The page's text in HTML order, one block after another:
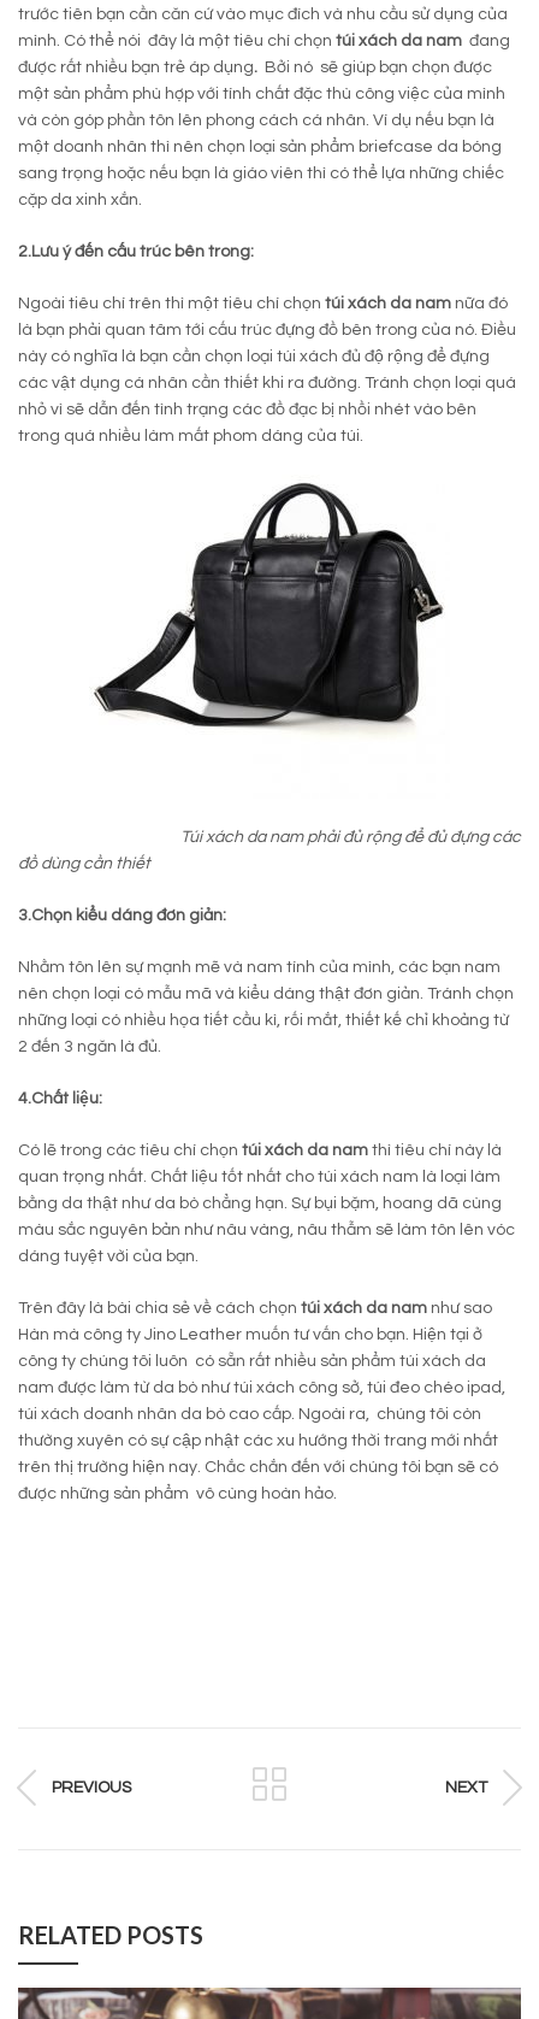
trước tiên bạn cần căn cứ vào mục đích và nhu cầu sử dụng của
mình. Có thể nói đây là một tiêu chí chọn túi xách da nam đang
được rất nhiều bạn trẻ áp dụng. Bởi nó sẽ giúp bạn chọn được
một sản phẩm phù hợp với tính chất đặc thù công việc của mình
và còn góp phần tôn lên phong cách cá nhân. Ví dụ nếu bạn là
một doanh nhân thì nên chọn loại sản phẩm briefcase da bóng
sang trọng hoặc nếu bạn là giáo viên thì có thể lựa những chiếc
cặp da xinh xắn.
2.Lưu ý đến cấu trúc bên trong:
Ngoài tiêu chí trên thì một tiêu chí chọn túi xách da nam nữa đó
là bạn phải quan tâm tới cấu trúc đựng đồ bên trong của nó. Điều
này có nghĩa là bạn cần chọn loại túi xách đủ độ rộng để đựng
các vật dụng cá nhân cần thiết khi ra đường. Tránh chọn loại quá
nhỏ vì sẽ dẫn đến tình trạng các đồ đạc bị nhồi nhét vào bên
trong quá nhiều làm mất phom dáng của túi.
Túi xách da nam phải đủ rộng để đủ đựng các
đồ dùng cần thiết
3.Chọn kiểu dáng đơn giản:
Nhằm tôn lên sự mạnh mẽ và nam tính của mình, các bạn nam
nên chọn loại có mẫu mã và kiểu dáng thật đơn giản. Tránh chọn
những loại có nhiều họa tiết cầu kì, rối mắt, thiết kế chỉ khoảng từ
2 đến 3 ngăn là đủ.
4.Chất liệu:
Có lẽ trong các tiêu chí chọn túi xách da nam thì tiêu chí này là
quan trọng nhất. Chất liệu tốt nhất cho túi xách nam là loại làm
bằng da thật như da bò chẳng hạn. Sự bụi bặm, hoang dã cùng
màu sắc nguyên bản như nâu vàng, nâu thẫm sẽ làm tôn lên vóc
dáng tuyệt vời của bạn.
Trên đây là bài chia sẻ về cách chọn túi xách da nam như sao
Hàn mà công ty Jino Leather muốn tư vấn cho bạn. Hiện tại ở
công ty chúng tôi luôn có sẵn rất nhiều sản phẩm túi xách da
nam được làm từ da bò như túi xách công sở, túi đeo chéo ipad,
túi xách doanh nhân da bò cao cấp. Ngoài ra, chúng tôi còn
thường xuyên có sự cập nhật các xu hướng thời trang mới nhất
trên thị trường hiện nay. Chắc chắn đến với chúng tôi bạn sẽ có
được những sản phẩm vô cùng hoàn hảo.
PREVIOUS NEXT
RELATED POSTS